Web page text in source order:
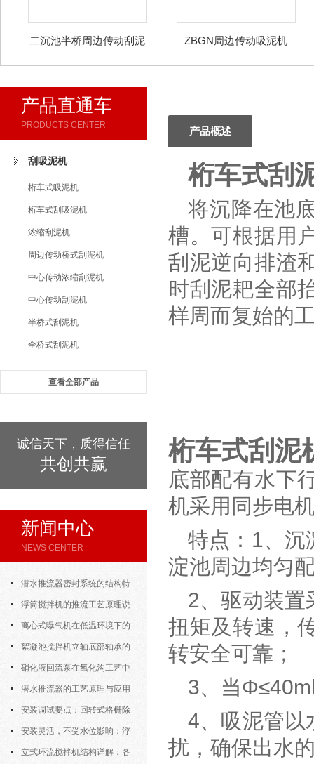
二沉池半桥周边传动刮泥
ZBGN周边传动吸泥机
产品直通车
PRODUCTS CENTER
刮吸泥机
桁车式吸泥机
桁车式刮吸泥机
浓缩刮泥机
周边传动桥式刮泥机
中心传动浓缩刮泥机
中心传动刮泥机
半桥式刮泥机
全桥式刮泥机
查看全部产品
诚信天下，质得信任
共创共赢
新闻中心
NEWS CENTER
潜水推流器密封系统的结构特
点与渗漏故障处理
浮筒搅拌机的推流工艺原理说
明 离心式曝气机在低温环境下的
运行特性与防冻措施
絮凝池搅拌机立轴底部轴承的
密封防水与免维护设计
硝化液回流泵在氧化沟工艺中
的布置位置对回流效果的影响
潜水推流器的工艺原理与应用
逻辑安装调试要点：回转式格栅除
污机的土建配合要求与水平度校准
安装灵活，不受水位影响：浮
筒式曝气机的结构优势与适用场景
立式环流搅拌机结构详解：各
产品概述
桁车式刮
将沉降在池
槽。可根据用
刮泥逆向排渣
时刮泥耙全部
样周而复始的
桁车式刮泥
底部配有水下
机采用同步电
特点：1、沉
淀池周边均匀
2、驱动装置
扭矩及转速，
转安全可靠；
3、当
4、吸泥管以
扰，确保出水